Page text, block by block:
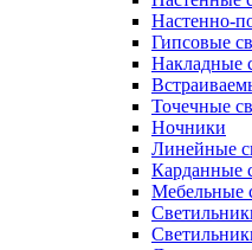
Настенно-
Гипсовые
Накладные
Точечные
Ночники
Линейные
Карданные
Мебельные